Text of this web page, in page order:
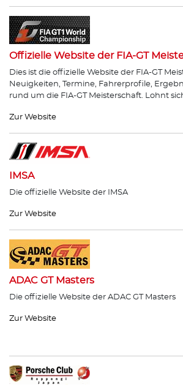
Offizielle Website der FIA-GT
Dies ist die offizielle Website der FIA-GT
Neuigkeiten, Termine, Fahrerprofile,
rund um die FIA-GT Meisterschaft. Lohnt
Zur Website
IMSA
Die offizielle Website der IMSA
Zur Website
ADAC GT Masters
Die offizielle Website der ADAC GT Masters
Zur Website